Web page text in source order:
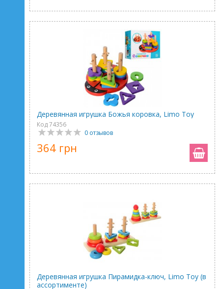
Деревянная игрушка Божья коровка, Limo Toy
Код 74356
0 отзывов
364 грн
Деревянная игрушка Пирамидка-ключ, Limo Toy (в
ассортименте)